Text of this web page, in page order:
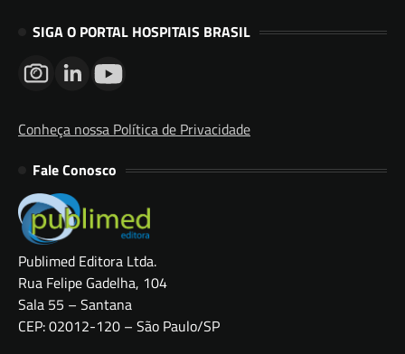
SIGA O PORTAL HOSPITAIS BRASIL
Conheça nossa Política de Privacidade
Fale Conosco
Publimed Editora Ltda.
Rua Felipe Gadelha, 104
Sala 55 – Santana
CEP: 02012-120 – São Paulo/SP